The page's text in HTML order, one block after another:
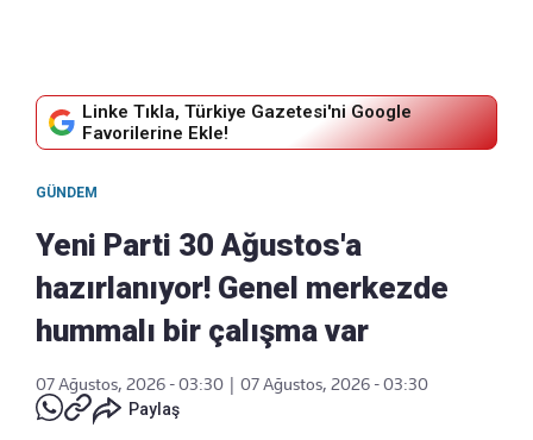
Linke Tıkla, Türkiye Gazetesi'ni Google
Favorilerine Ekle!
GÜNDEM
Yeni Parti 30 Ağustos'a
hazırlanıyor! Genel merkezde
hummalı bir çalışma var
07 Ağustos, 2026 - 03:30
07 Ağustos, 2026 - 03:30
Paylaş